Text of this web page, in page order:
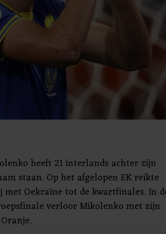
heeft 21 interlands achter zijn
staan. Op het afgelopen EK reikte
met Oekraïne tot de kwartfinales. In
verloor Mikolenko met zijn